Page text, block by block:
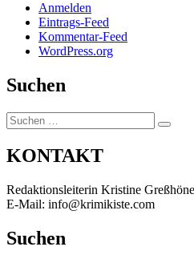
Anmelden
Eintrags-Feed
Kommentar-Feed
WordPress.org
Suchen
Suchen
nach:
Suchen
KONTAKT
Redaktionsleiterin Kristine
E-Mail: info@krimikiste.com
Suchen